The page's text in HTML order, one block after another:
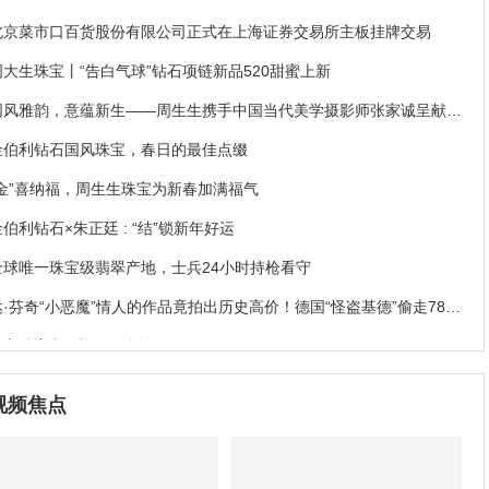
京菜市口百货股份有限公司正式在上海证券交易所主板挂牌交易
生珠宝丨“告白气球”钻石项链新品520甜蜜上新
风雅韵，意蕴新生——周生生携手中国当代美学摄影师张家诚呈献珠
片
伯利钻石国风珠宝，春日的最佳点缀
”喜纳福，周生生珠宝为新春加满福气
利钻石×朱正廷 : “结”锁新年好运
球唯一珠宝级翡翠产地，士兵24小时持枪看守
芬奇“小恶魔”情人的作品竟拍出历史高价！德国“怪盗基德”偷走78亿
频焦点